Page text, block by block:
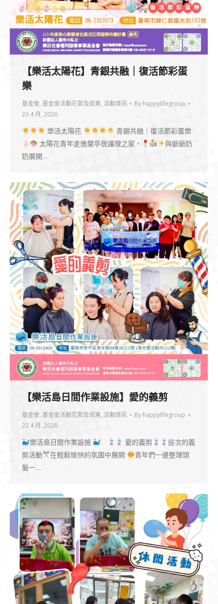
【樂活太陽花】青銀共融｜復活節彩蛋
樂
基金會, 基金會活動花絮及成果, 活動資訊 By happylifegroup
23 4 月, 2026
樂活太陽花
青銀共融｜復活節彩蛋樂
太陽花青年走進蘭亭居護理之家，
與爺爺奶
奶展開…
【樂活島日間作業設施】愛的義剪
基金會, 基金會活動花絮及成果, 活動資訊 By happylifegroup
22 4 月, 2026
樂活島日間作業設施 愛的義剪
這次的義
剪活動
在輕鬆愉快的氛圍中展開
青年們一邊整理頭
髮一…